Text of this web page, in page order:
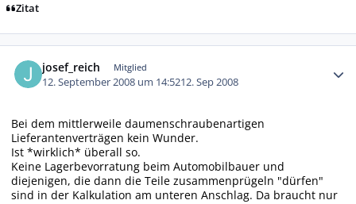
Zitat
josef_reich Mitglied
12. September 2008 um 14:5212. Sep 2008
Bei dem mittlerweile daumenschraubenartigen
Lieferantenverträgen kein Wunder.
Ist *wirklich* überall so.
Keine Lagerbevorratung beim Automobilbauer und
diejenigen, die dann die Teile zusammenprügeln "dürfen"
sind in der Kalkulation am unteren Anschlag. Da braucht nur